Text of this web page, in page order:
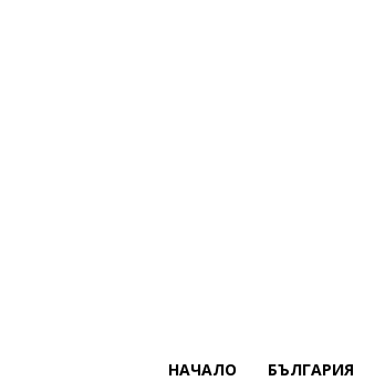
НАЧАЛО БЪЛГАРИЯ